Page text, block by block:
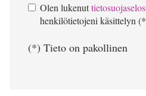
Olen lukenut
henkilötietojeni käsittelyn
(*) Tieto on pakollinen